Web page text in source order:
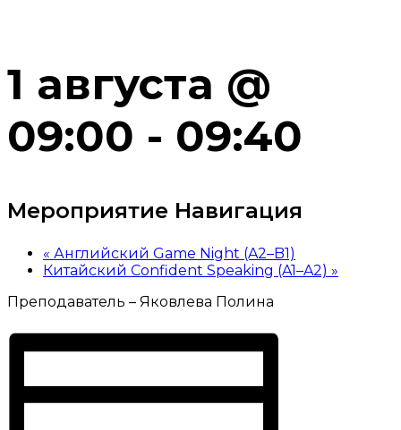
1 августа @
09:00 - 09:40
Мероприятие Навигация
« Английский Game Night (A2–B1)
Китайский Confident Speaking (A1–A2) »
Преподаватель – Яковлева Полина